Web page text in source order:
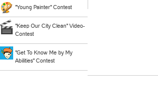
"Young Painter" Contest
"Keep Our City Clean" Video-
Contest
"Get To Know Me by My
Abilities" Contest